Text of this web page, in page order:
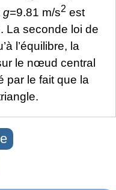
g=9.81 m/s2 est
La seconde loi de
l’équilibre, la
le nœud central
par le fait que la